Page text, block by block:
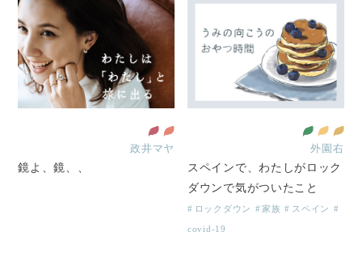
政井マヤ
鏡よ、鏡、、
外園右
スペインで、わたしがロック
ダウンで気がついたこと
ロックダウン 家族 スペイン
covid-19